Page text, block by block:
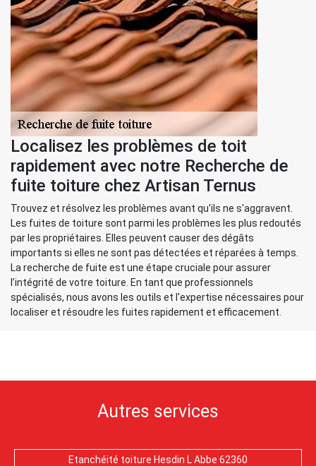
Localisez les problèmes de toit
rapidement avec notre Recherche de
fuite toiture chez Artisan Ternus
Trouvez et résolvez les problèmes avant qu'ils ne s'aggravent.
Les fuites de toiture sont parmi les problèmes les plus redoutés
par les propriétaires. Elles peuvent causer des dégâts
importants si elles ne sont pas détectées et réparées à temps.
La recherche de fuite est une étape cruciale pour assurer
l’intégrité de votre toiture. En tant que professionnels
spécialisés, nous avons les outils et l'expertise nécessaires pour
localiser et résoudre les fuites rapidement et efficacement.
Autres services
Etanchéité toiture Hesdin L Abbe 62360